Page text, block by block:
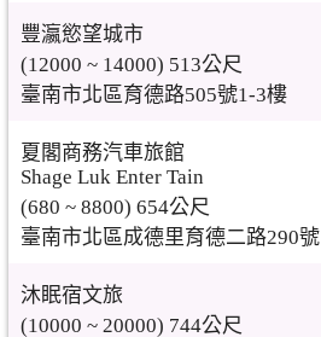
豐瀛慾望城市
(12000 ~ 14000) 513公尺
臺南市北區育德路505號1-3樓
夏閣商務汽車旅館
Shage Luk Enter Tain
(680 ~ 8800) 654公尺
臺南市北區成德里育德二路290號
沐眠宿文旅
(10000 ~ 20000) 744公尺